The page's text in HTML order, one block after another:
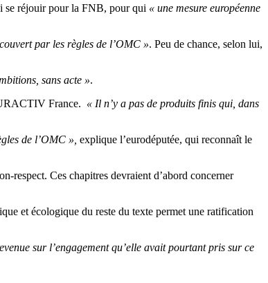
se réjouir pour la FNB, pour qui « une mesure européenne
par les règles de l’OMC ». Peu de chance, selon lui,
sans acte ».
France. « Il n’y a pas de produits finis qui, dans
de l’OMC », explique l’eurodéputée, qui reconnaît le
respect. Ces chapitres devraient d’abord concerner
et écologique du reste du texte permet une ratification
sur l’engagement qu’elle avait pourtant pris sur ce